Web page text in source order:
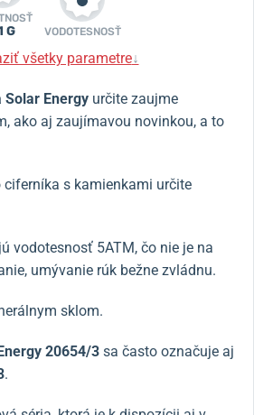
G VODOTESNOSŤ
všetky parametre↓
Solar Energy určite zaujme
ako aj zaujímavou novinkou, a to
ciferníka s kamienkami určite
vodotesnosť 5ATM, čo nie je na
umývanie rúk bežne zvládnu.
sklom.
20654/3 sa často označuje aj
.